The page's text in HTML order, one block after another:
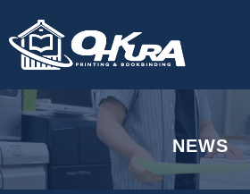
NEWS